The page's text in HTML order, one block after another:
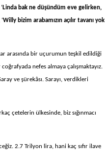
Linda bak ne düşündüm eve gelirken,
Willy bizim arabamızın açılır tavanı yok
arasında bir uçurumun teşkil edildiği
nefes almaya çalışmaktayız.
ve şürekâsı. Sarayı, verdikleri
çetelerin ülkesinde, biz sığınmacı
2.7 Trilyon lira, hani kaç sıfır ilave